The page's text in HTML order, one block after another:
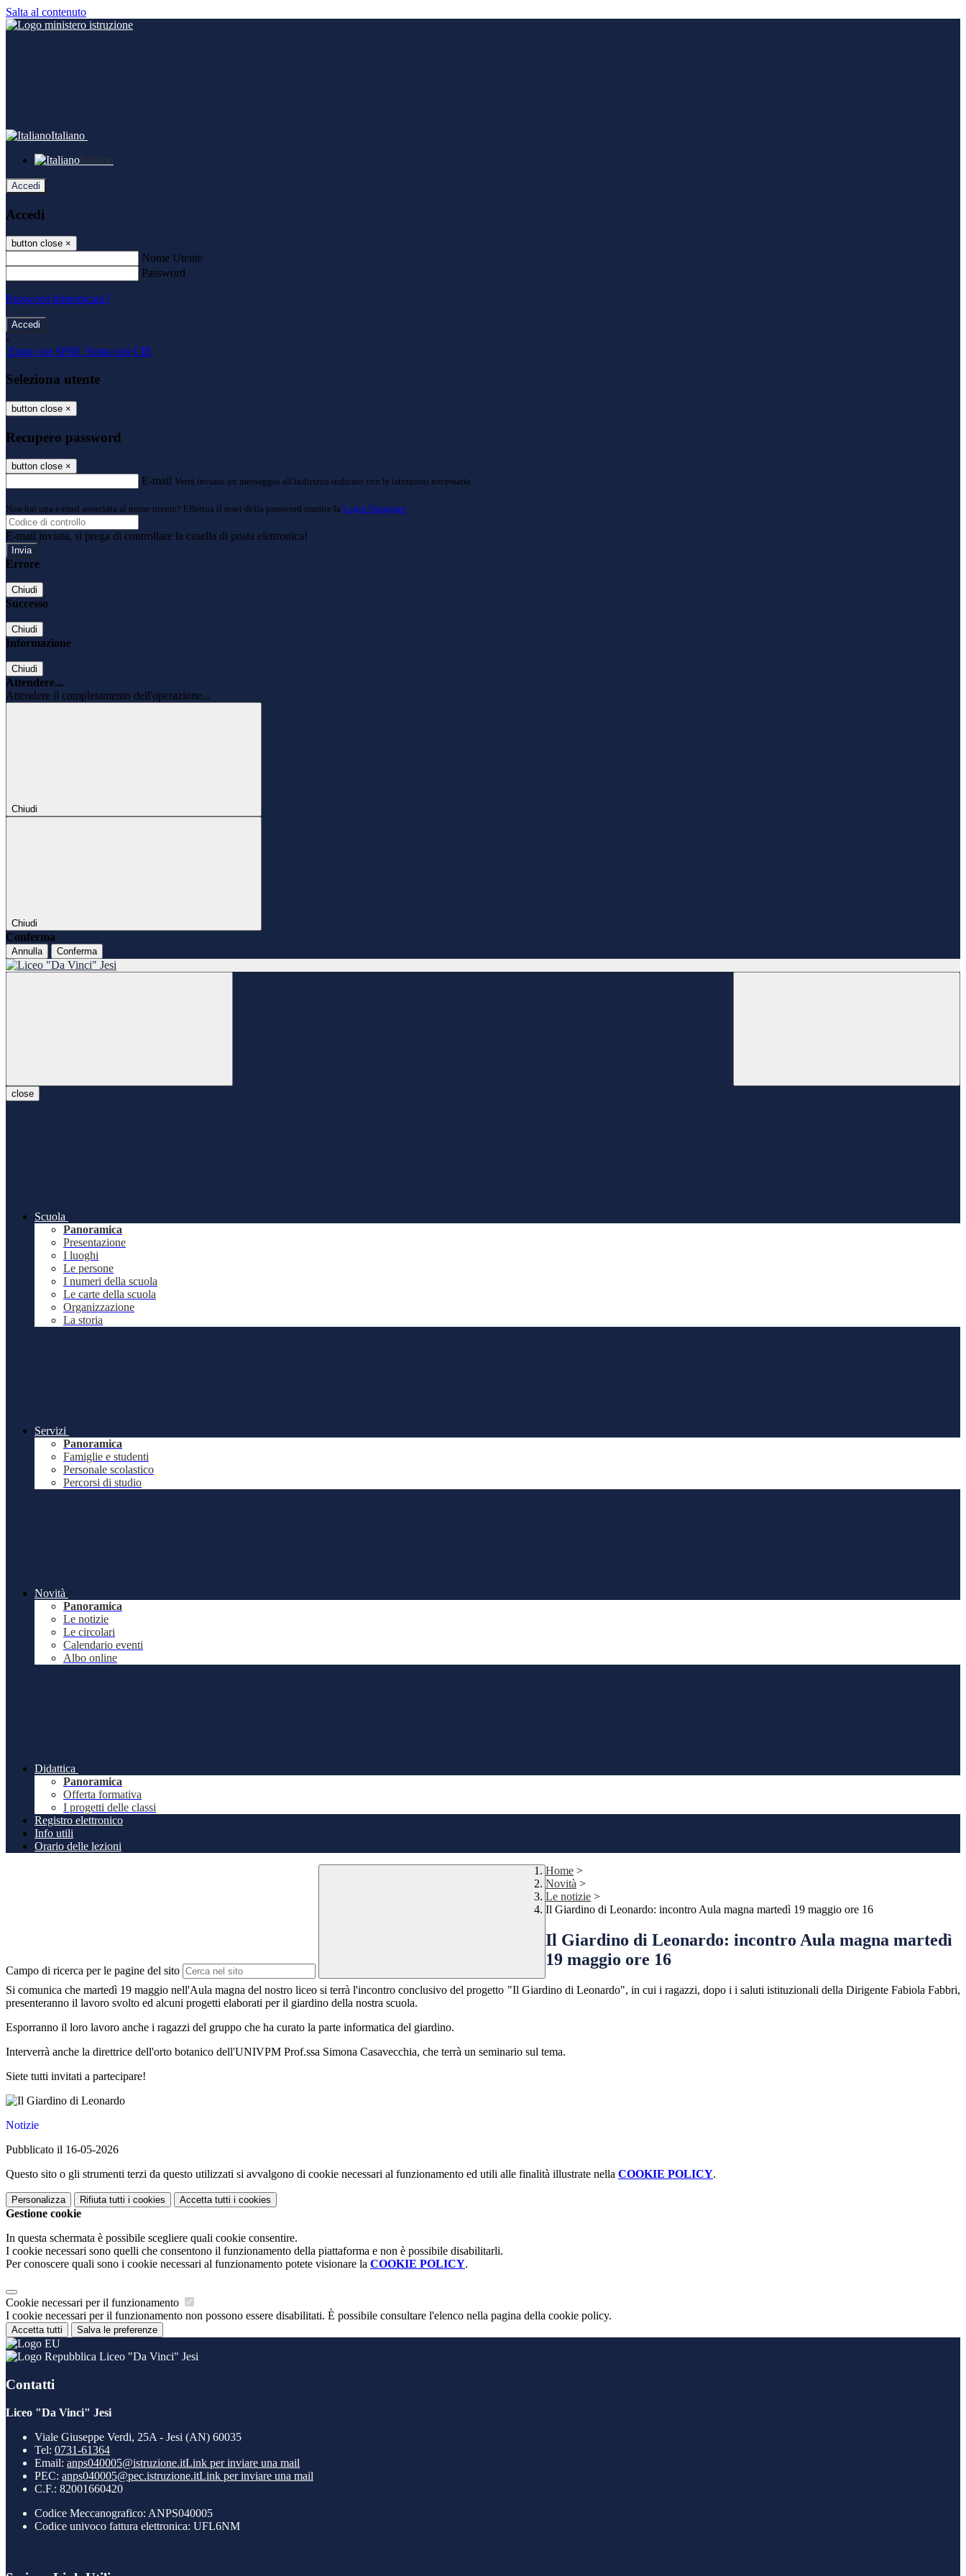
Salta al contenuto
Italiano
Italiano
Accedi
Accedi
button close ×
Nome Utente
Password
Password dimenticata?
-
Entra con SPID Entra con CIE
Seleziona utente
button close ×
Recupero password
button close ×
E-mail Verrà inviato un messaggio all'indirizzo indicato con le istruzioni necessarie.
Non hai una e-mail associata al nome utente? Effettua il reset della password tramite la Login Spaggiari
E-mail inviata, si prega di controllare la casella di posta elettronica!
Errore
Chiudi
Successo
Chiudi
Informazione
Chiudi
Attendere...
Attendere il completamento dell'operazione...
Chiudi
Chiudi
Conferma
Annulla Conferma
close
Scuola
Panoramica
Presentazione
I luoghi
Le persone
I numeri della scuola
Le carte della scuola
Organizzazione
La storia
Servizi
Panoramica
Famiglie e studenti
Personale scolastico
Percorsi di studio
Novità
Panoramica
Le notizie
Le circolari
Calendario eventi
Albo online
Didattica
Panoramica
Offerta formativa
I progetti delle classi
Registro elettronico
Info utili
Orario delle lezioni
Campo di ricerca per le pagine del sito
Home >
Novità >
Le notizie >
Il Giardino di Leonardo: incontro Aula magna martedì 19 maggio ore 16
Il Giardino di Leonardo: incontro Aula magna martedì
19 maggio ore 16
Si comunica che martedì 19 maggio nell'Aula magna del nostro liceo si terrà l'incontro conclusivo del progetto "Il Giardino di Leonardo", in cui i ragazzi, dopo i i saluti istituzionali della Dirigente Fabiola Fabbri,
presenteranno il lavoro svolto ed alcuni progetti elaborati per il giardino della nostra scuola.
Esporranno il loro lavoro anche i ragazzi del gruppo che ha curato la parte informatica del giardino.
Interverrà anche la direttrice dell'orto botanico dell'UNIVPM Prof.ssa Simona Casavecchia, che terrà un seminario sul tema.
Siete tutti invitati a partecipare!
Notizie
Pubblicato il 16-05-2026
Questo sito o gli strumenti terzi da questo utilizzati si avvalgono di cookie necessari al funzionamento ed utili alle finalità illustrate nella COOKIE POLICY.
Personalizza Rifiuta tutti i cookies Accetta tutti i cookies
Gestione cookie
In questa schermata è possibile scegliere quali cookie consentire.
I cookie necessari sono quelli che consentono il funzionamento della piattaforma e non è possibile disabilitarli.
Per conoscere quali sono i cookie necessari al funzionamento potete visionare la COOKIE POLICY.
Cookie necessari per il funzionamento
I cookie necessari per il funzionamento non possono essere disabilitati. È possibile consultare l'elenco nella pagina della cookie policy.
Accetta tutti Salva le preferenze
Liceo "Da Vinci" Jesi
Contatti
Liceo "Da Vinci" Jesi
Viale Giuseppe Verdi, 25A - Jesi (AN) 60035
Tel: 0731-61364
Email: anps040005@istruzione.itLink per inviare una mail
PEC: anps040005@pec.istruzione.itLink per inviare una mail
C.F.: 82001660420
Codice Meccanografico: ANPS040005
Codice univoco fattura elettronica: UFL6NM